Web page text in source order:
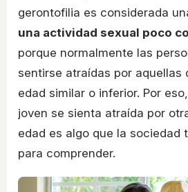
gerontofilia es considerada
una actividad sexual poco
porque normalmente las
sentirse atraídas por aquellas
edad similar o inferior. Por
joven se sienta atraída por
edad es algo que la sociedad
para comprender.